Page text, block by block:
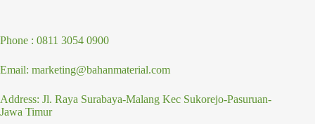
Phone : 0811 3054 0900
Email: marketing@bahanmaterial.com
Address: Jl. Raya Surabaya-Malang Kec Sukorejo-Pasuruan-
Jawa Timur